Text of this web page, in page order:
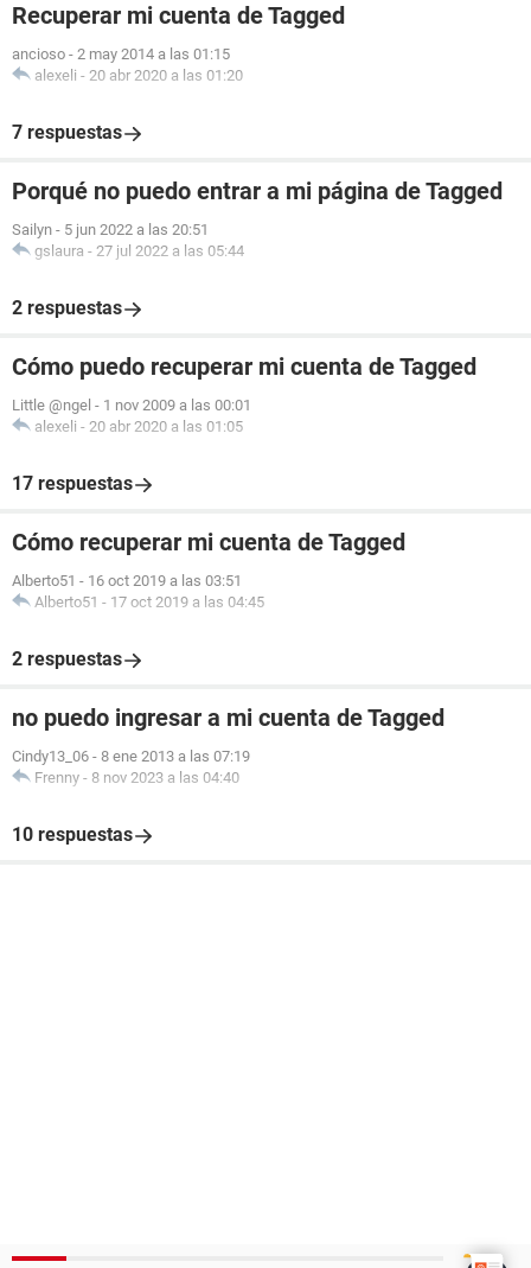
Recuperar mi cuenta de Tagged
ancioso - 2 may 2014 a las 01:15
alexeli - 20 abr 2020 a las 01:20
7 respuestas
Porqué no puedo entrar a mi página de Tagged
Sailyn - 5 jun 2022 a las 20:51
gslaura - 27 jul 2022 a las 05:44
2 respuestas
Cómo puedo recuperar mi cuenta de Tagged
Little @ngel - 1 nov 2009 a las 00:01
alexeli - 20 abr 2020 a las 01:05
17 respuestas
Cómo recuperar mi cuenta de Tagged
Alberto51 - 16 oct 2019 a las 03:51
Alberto51 - 17 oct 2019 a las 04:45
2 respuestas
no puedo ingresar a mi cuenta de Tagged
Cindy13_06 - 8 ene 2013 a las 07:19
Frenny - 8 nov 2023 a las 04:40
10 respuestas